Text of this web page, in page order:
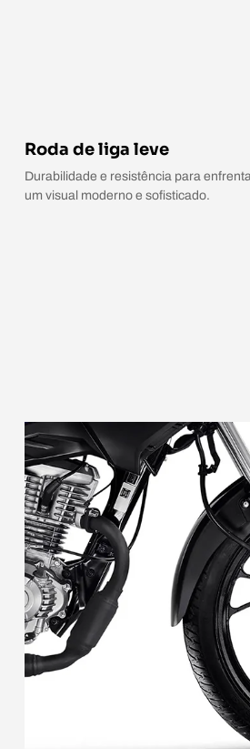
Roda de liga leve
Durabilidade e resistência para
um visual moderno e sofisticado.